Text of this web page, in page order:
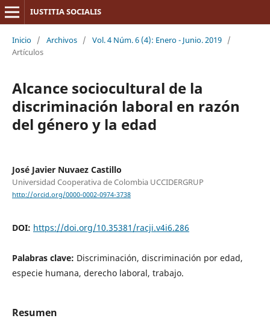
IUSTITIA SOCIALIS
Inicio / Archivos / Vol. 4 Núm. 6 (4): Enero - Junio. 2019 /
Artículos
Alcance sociocultural de la
discriminación laboral en razón
del género y la edad
José Javier Nuvaez Castillo
Universidad Cooperativa de Colombia UCCIDERGRUP
http://orcid.org/0000-0002-0974-3738
DOI: https://doi.org/10.35381/racji.v4i6.286
Palabras clave: Discriminación, discriminación por edad,
especie humana, derecho laboral, trabajo.
Resumen